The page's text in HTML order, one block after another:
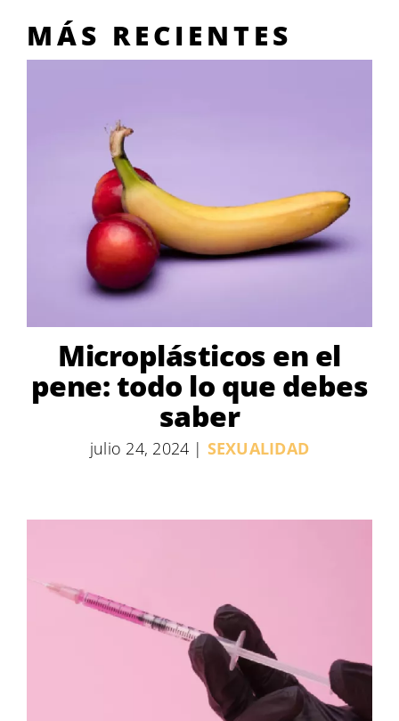
MÁS RECIENTES
Microplásticos en el
pene: todo lo que debes
saber
julio 24, 2024 | SEXUALIDAD